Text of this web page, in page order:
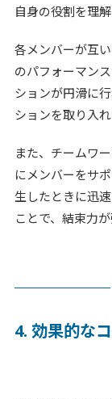
自身の役割を理
各メンバーが互
のパフォーマン
ションが円滑に
ションを取り入
また、チームワ
にメンバーをサ
生したときに迅
ことで、結束力が
4. 効果的な